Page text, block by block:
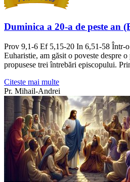
Duminica a 20-a de peste an
Prov 9,1-6 Ef 5,15-20 In 6,51-58 Într-
Euharistie, am găsit o poveste despre
propusese trei întrebări episcopului.
Citeste mai multe
Pr. Mihail-Andrei